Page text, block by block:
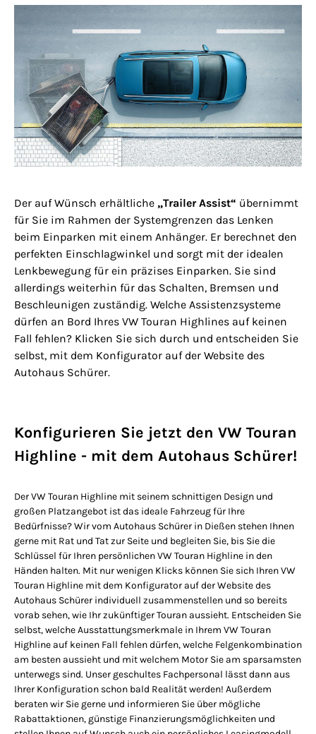
Der auf Wünsch erhältliche „Trailer Assist“ übernimmt
für Sie im Rahmen der Systemgrenzen das Lenken
beim Einparken mit einem Anhänger. Er berechnet den
perfekten Einschlagwinkel und sorgt mit der idealen
Lenkbewegung für ein präzises Einparken. Sie sind
allerdings weiterhin für das Schalten, Bremsen und
Beschleunigen zuständig. Welche Assistenzsysteme
dürfen an Bord Ihres VW Touran Highlines auf keinen
Fall fehlen? Klicken Sie sich durch und entscheiden Sie
selbst, mit dem Konfigurator auf der Website des
Autohaus Schürer.
Konfigurieren Sie jetzt den VW Touran
Highline - mit dem Autohaus Schürer!
Der VW Touran Highline mit seinem schnittigen Design und
großen Platzangebot ist das ideale Fahrzeug für Ihre
Bedürfnisse? Wir vom Autohaus Schürer in Dießen stehen Ihnen
gerne mit Rat und Tat zur Seite und begleiten Sie, bis Sie die
Schlüssel für Ihren persönlichen VW Touran Highline in den
Händen halten. Mit nur wenigen Klicks können Sie sich Ihren VW
Touran Highline mit dem Konfigurator auf der Website des
Autohaus Schürer individuell zusammenstellen und so bereits
vorab sehen, wie Ihr zukünftiger Touran aussieht. Entscheiden Sie
selbst, welche Ausstattungsmerkmale in Ihrem VW Touran
Highline auf keinen Fall fehlen dürfen, welche Felgenkombination
am besten aussieht und mit welchem Motor Sie am sparsamsten
unterwegs sind. Unser geschultes Fachpersonal lässt dann aus
Ihrer Konfiguration schon bald Realität werden! Außerdem
beraten wir Sie gerne und informieren Sie über mögliche
Rabattaktionen, günstige Finanzierungsmöglichkeiten und